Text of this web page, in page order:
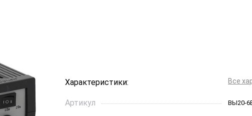
Характеристики: Все
Артикул ВЫ20-